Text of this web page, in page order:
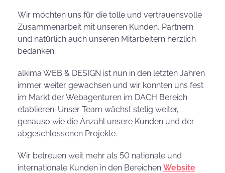
Wir möchten uns für die tolle und vertrauensvolle
Zusammenarbeit mit unseren Kunden, Partnern
und natürlich auch unseren Mitarbeitern herzlich
bedanken.
alkima WEB & DESIGN ist nun in den letzten Jahren
immer weiter gewachsen und wir konnten uns fest
im Markt der Webagenturen im DACH Bereich
etablieren. Unser Team wächst stetig weiter,
genauso wie die Anzahl unsere Kunden und der
abgeschlossenen Projekte.
Wir betreuen weit mehr als 50 nationale und
internationale Kunden in den Bereichen Website